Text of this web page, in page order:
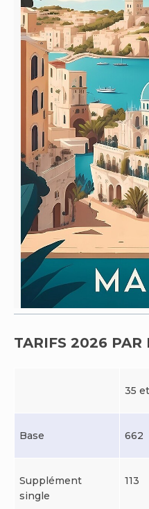
TARIFS 2026 PAR
35
Base 662
Supplément
single
113